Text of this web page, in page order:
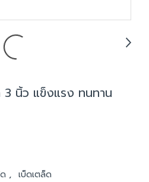
นิ้ว แข็งแรง ทนทาน
, เบ็ดเตล็ด